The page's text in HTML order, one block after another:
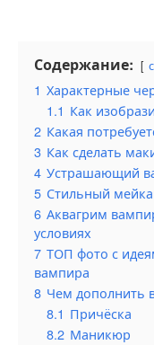
Содержание:
1 Характерные
1.1 Как
2 Какая
3 Как сделать
4 Устрашающий
5 Стильный
6 Аквагрим
условиях
7 ТОП фото с
вампира
8 Чем дополнить
8.1 Причёска
8.2 Маникюр